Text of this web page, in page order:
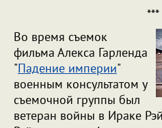
***
Во время съемок
фильма Алекса Гарленда
"Падение империи"
военным консультатом у
съемочной группы был
ветеран войны в Ираке